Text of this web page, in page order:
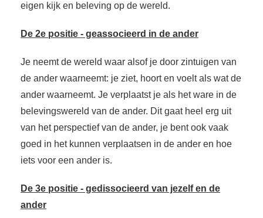
eigen kijk en beleving op de wereld.
De 2e positie - geassocieerd in de ander
Je neemt de wereld waar alsof je door zintuigen van
de ander waarneemt: je ziet, hoort en voelt als wat de
ander waarneemt. Je verplaatst je als het ware in de
belevingswereld van de ander. Dit gaat heel erg uit
van het perspectief van de ander, je bent ook vaak
goed in het kunnen verplaatsen in de ander en hoe
iets voor een ander is.
De 3e positie - gedissocieerd van jezelf en de
ander